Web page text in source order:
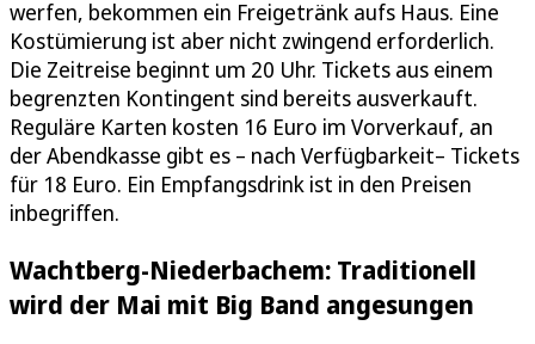
werfen, bekommen ein Freigetränk aufs Haus. Eine
Kostümierung ist aber nicht zwingend erforderlich.
Die Zeitreise beginnt um 20 Uhr. Tickets aus einem
begrenzten Kontingent sind bereits ausverkauft.
Reguläre Karten kosten 16 Euro im Vorverkauf, an
der Abendkasse gibt es – nach Verfügbarkeit– Tickets
für 18 Euro. Ein Empfangsdrink ist in den Preisen
inbegriffen.
Wachtberg-Niederbachem: Traditionell
wird der Mai mit Big Band angesungen